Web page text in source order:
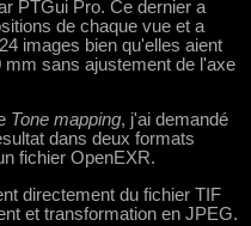
PTGui Pro. Ce dernier a
de chaque vue et a
images bien qu'elles aient
sans ajustement de l'axe
Tone mapping, j'ai demandé
dans deux formats
fichier OpenEXR.
directement du fichier TIF
et transformation en JPEG.